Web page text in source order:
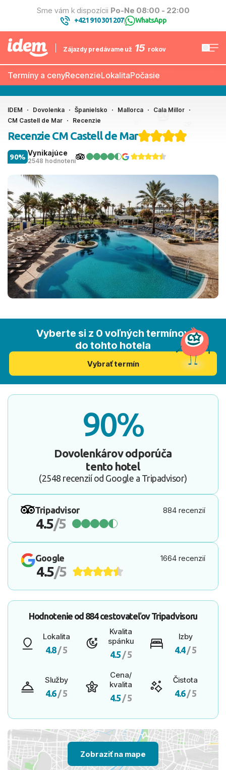
Sme vám k dispozícii Po-Ne 08:00 - 22:00
+421 910 301 207| WhatsApp
Zájazdy predávame už 15 rokov
Termíny a cenyRecenzieLokalitaPočasie
IDEM Dovolenka Španielsko Mallorca
Cala Millor
CM Castell de Mar
Recenzie
Recenzie CM Castell de Mar
Vynikajúce
2548 hodnotení
90%
Vyberte si z 0 voľných termínov
do tohto hotela
Vybrať termín
90%
Dovolenkárov odporúča
tento hotel
(2548 recenzií od Google a Tripadvisor)
Tripadvisor 884 recenzií
4.5/5
Google 1664 recenzií
4.5/5
Hodnotenie od 884 cestovateľovTripadvisoru
Lokalita
4.8/ 5
Kvalita
spánku
4.5 / 5
Izby
4.4/ 5
Služby
4.6/ 5
Cena/
kvalita
4.5 / 5
Čistota
4.6/ 5
Zobraziť na mape